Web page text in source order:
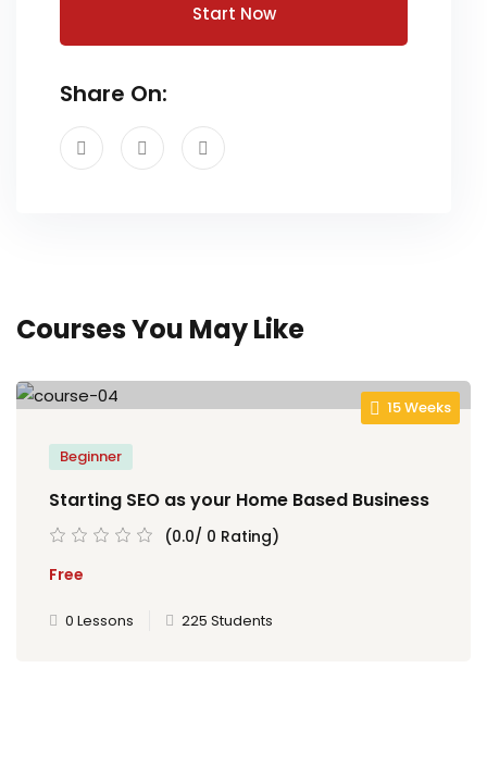
Start Now
Share On:
Courses You May Like
15 Weeks
Beginner
Starting SEO as your Home Based Business
(0.0/ 0 Rating)
Free
0 Lessons 225 Students